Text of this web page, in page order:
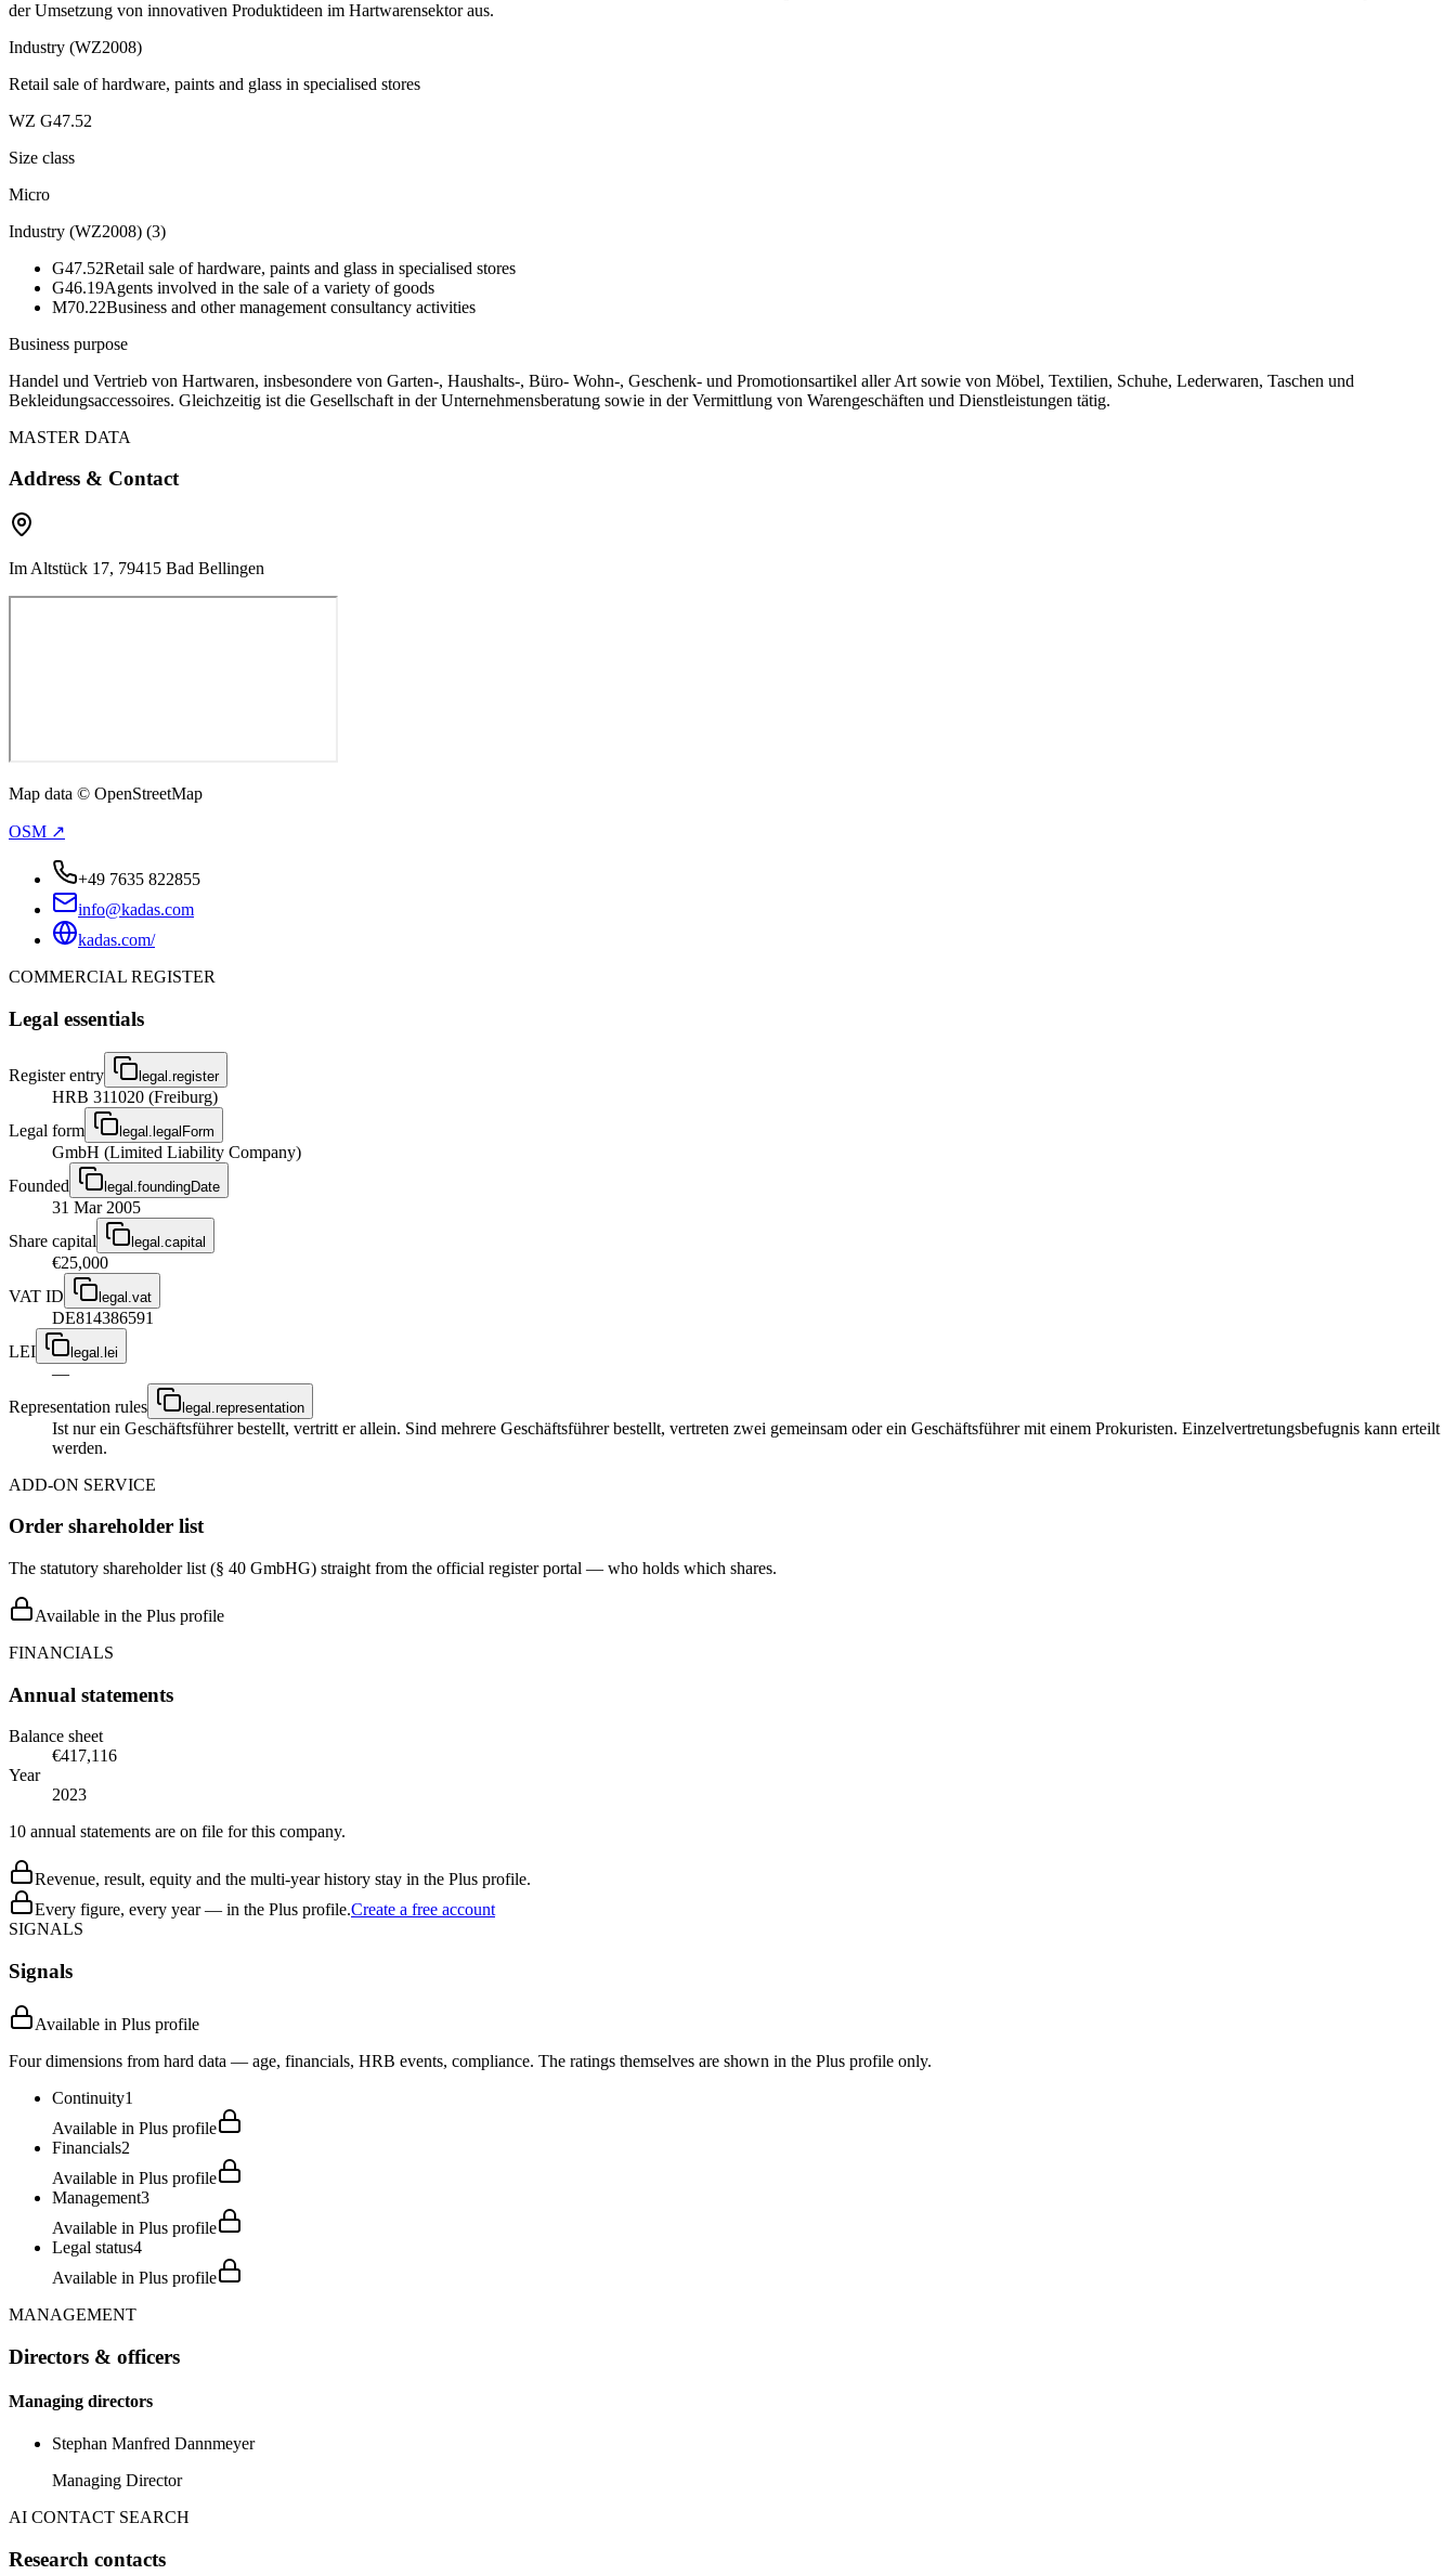
der Umsetzung von innovativen Produktideen im Hartwarensektor aus.
Industry (WZ2008)
Retail sale of hardware, paints and glass in specialised stores
WZ G47.52
Size class
Micro
Industry (WZ2008) (3)
G47.52Retail sale of hardware, paints and glass in specialised stores
G46.19Agents involved in the sale of a variety of goods
M70.22Business and other management consultancy activities
Business purpose
Handel und Vertrieb von Hartwaren, insbesondere von Garten-, Haushalts-, Büro- Wohn-, Geschenk- und Promotionsartikel aller Art sowie von Möbel, Textilien, Schuhe, Lederwaren, Taschen und
Bekleidungsaccessoires. Gleichzeitig ist die Gesellschaft in der Unternehmensberatung sowie in der Vermittlung von Warengeschäften und Dienstleistungen tätig.
MASTER DATA
Address & Contact
Im Altstück 17, 79415 Bad Bellingen
Map data © OpenStreetMap
OSM ↗
+49 7635 822855
info@kadas.com
kadas.com/
COMMERCIAL REGISTER
Legal essentials
Register entry legal.register
HRB 311020 (Freiburg)
Legal form
legal.legalForm
GmbH (Limited Liability Company)
Founded
legal.foundingDate
31 Mar 2005
Share capital
legal.capital
€25,000
VAT ID
legal.vat
DE814386591
LEI
legal.lei
—
Representation rules
legal.representation
Ist nur ein Geschäftsführer bestellt, vertritt er allein. Sind mehrere Geschäftsführer bestellt, vertreten zwei gemeinsam oder ein Geschäftsführer mit einem Prokuristen. Einzelvertretungsbefugnis kann erteilt
werden.
ADD-ON SERVICE
Order shareholder list
The statutory shareholder list (§ 40 GmbHG) straight from the official register portal — who holds which shares.
Available in the Plus profile
FINANCIALS
Annual statements
Balance sheet
€417,116
Year
2023
10 annual statements are on file for this company.
Revenue, result, equity and the multi-year history stay in the Plus profile.
Every figure, every year — in the Plus profile.Create a free account
SIGNALS
Signals
Available in Plus profile
Four dimensions from hard data — age, financials, HRB events, compliance. The ratings themselves are shown in the Plus profile only.
Continuity1
Available in Plus profile
Financials2
Available in Plus profile
Management3
Available in Plus profile
Legal status4
Available in Plus profile
MANAGEMENT
Directors & officers
Managing directors
Stephan Manfred Dannmeyer
Managing Director
AI CONTACT SEARCH
Research contacts